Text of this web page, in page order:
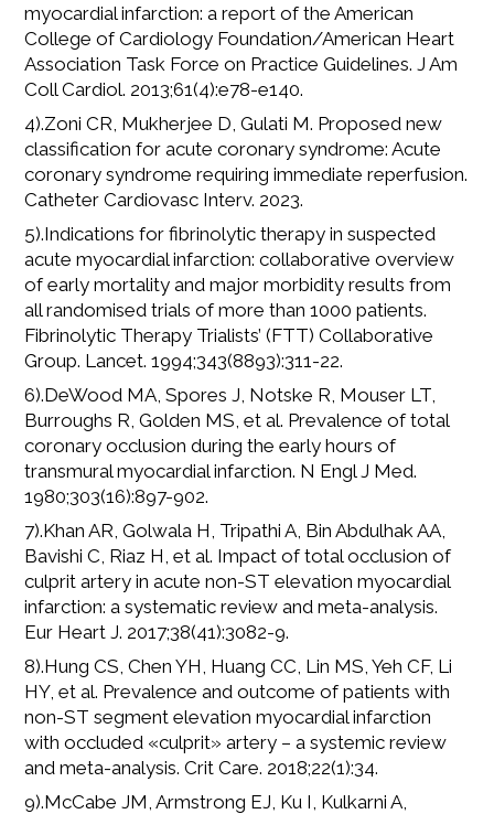
myocardial infarction: a report of the American
College of Cardiology Foundation/American Heart
Association Task Force on Practice Guidelines. J Am
Coll Cardiol. 2013;61(4):e78-e140.
4).Zoni CR, Mukherjee D, Gulati M. Proposed new
classification for acute coronary syndrome: Acute
coronary syndrome requiring immediate reperfusion.
Catheter Cardiovasc Interv. 2023.
5).Indications for fibrinolytic therapy in suspected
acute myocardial infarction: collaborative overview
of early mortality and major morbidity results from
all randomised trials of more than 1000 patients.
Fibrinolytic Therapy Trialists’ (FTT) Collaborative
Group. Lancet. 1994;343(8893):311-22.
6).DeWood MA, Spores J, Notske R, Mouser LT,
Burroughs R, Golden MS, et al. Prevalence of total
coronary occlusion during the early hours of
transmural myocardial infarction. N Engl J Med.
1980;303(16):897-902.
7).Khan AR, Golwala H, Tripathi A, Bin Abdulhak AA,
Bavishi C, Riaz H, et al. Impact of total occlusion of
culprit artery in acute non-ST elevation myocardial
infarction: a systematic review and meta-analysis.
Eur Heart J. 2017;38(41):3082-9.
8).Hung CS, Chen YH, Huang CC, Lin MS, Yeh CF, Li
HY, et al. Prevalence and outcome of patients with
non-ST segment elevation myocardial infarction
with occluded «culprit» artery – a systemic review
and meta-analysis. Crit Care. 2018;22(1):34.
9).McCabe JM, Armstrong EJ, Ku I, Kulkarni A,